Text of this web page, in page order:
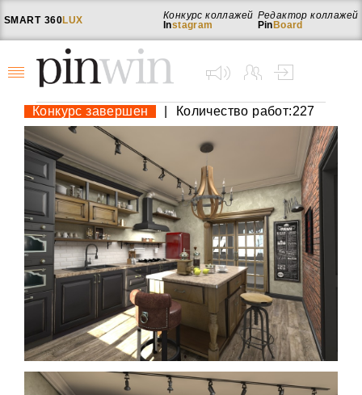
SMART 360LUX
Редактор коллажей
Pin Board
Конкурс коллажей
Instagram
Конкурс завершен Количество работ:227